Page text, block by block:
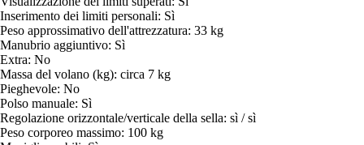
Inserimento dei limiti personali: Sì
Peso approssimativo dell'attrezzatura: 33 kg
Manubrio aggiuntivo: Sì
Extra: No
Massa del volano (kg): circa 7 kg
Pieghevole: No
Polso manuale: Sì
Regolazione orizzontale/verticale della sella: sì / sì
Peso corporeo massimo: 100 kg